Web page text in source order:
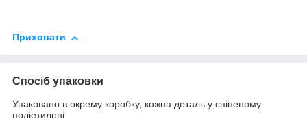
Приховати
Спосіб упаковки
Упаковано в окрему коробку, кожна деталь у спіненому
поліетилені